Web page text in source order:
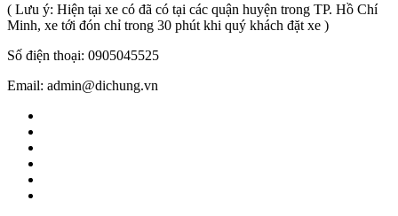
( Lưu ý: Hiện tại xe có đã có tại các quận huyện trong TP. Hồ Chí
Minh, xe tới đón chỉ trong 30 phút khi quý khách đặt xe )
Số điện thoại: 0905045525
Email: admin@dichung.vn